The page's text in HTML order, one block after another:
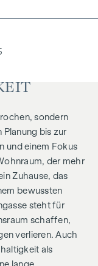
sondern
bis zur
und einem Fokus
der mehr
Zuhause, das
bewussten
steht für
schaffen,
verlieren. Auch
als